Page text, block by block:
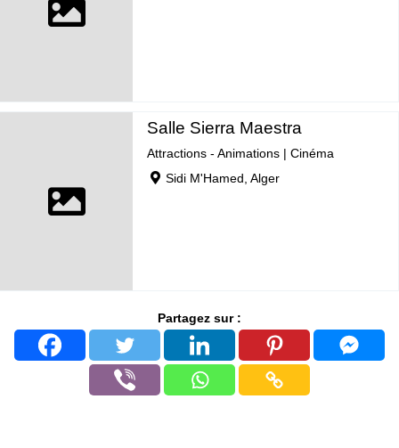
Salle Sierra Maestra
Attractions - Animations |Cinéma
Sidi M'Hamed, Alger
Partagez sur :